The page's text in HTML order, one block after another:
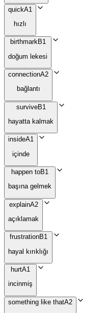
quickA1
hızlı
birthmarkB1
doğum lekesi
connectionA2
bağlantı
surviveB1
hayatta kalmak
insideA1
içinde
happen toB1
başına gelmek
explainA2
açıklamak
frustrationB1
hayal kırıklığı
hurtA1
incinmiş
something like thatA2